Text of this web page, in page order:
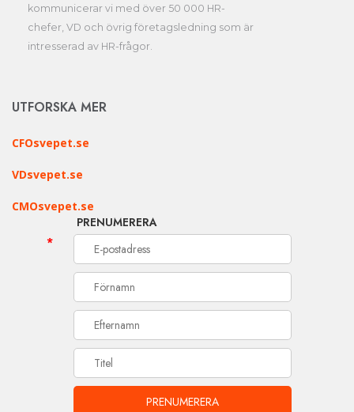
kommunicerar vi med över 50 000 HR-
chefer, VD och övrig företagsledning som är
intresserad av HR-frågor.
UTFORSKA MER
CFOsvepet.se
VDsvepet.se
CMOsvepet.se
PRENUMERERA
*